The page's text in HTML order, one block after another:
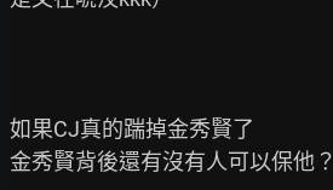
如果CJ真的踹掉金秀賢了
金秀賢背後還有沒有人可以保他？